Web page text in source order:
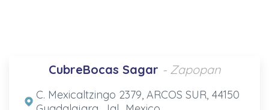
CubreBocas Sagar - Zapopan
C. Mexicaltzingo 2379, ARCOS SUR, 44150